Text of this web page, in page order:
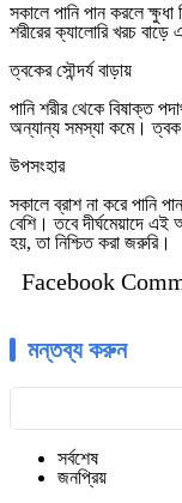
সকালে পানি পান করলে
শরীরের ক্যালোরি খরচ
ত্বকের সৌন্দর্য বাড়ায়
পানি শরীর থেকে বিষাক্ত
অন্যান্য সমস্যা কমে।
উপসংহার
সকালে ব্রাশ না করে পানি
বেশি। তবে দীর্ঘমেয়াদে
হয়, তা নিশ্চিত করা জরুরি।
Facebook
মন্তব্য করুন
সর্বশেষ
জনপ্রিয়